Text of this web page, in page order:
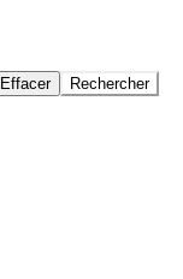
Effacer Rechercher